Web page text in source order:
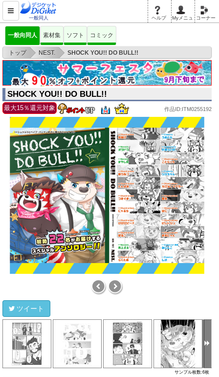
一般同人 ヘルプ Myメニュ コーナー
一般向同人 素材集 ソフト コミック
トップ > NEST. > SHOCK YOU!! DO BULL!!
SHOCK YOU!! DO BULL!!
最大15％還元対象 作品ID:ITM0255192
ツイート
サンプル枚数:6枚